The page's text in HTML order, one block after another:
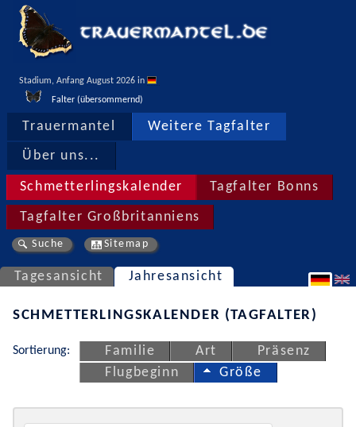
Stadium, Anfang August 2026 in
Falter (übersommernd)
Trauermantel Weitere Tagfalter
Über uns...
Schmetterlingskalender Tagfalter Bonns
Tagfalter Großbritanniens
Suche Sitemap
Tagesansicht Jahresansicht
SCHMETTERLINGSKALENDER (TAGFALTER)
Sortierung: Familie Art
Präsenz
Flugbeginn
Größe